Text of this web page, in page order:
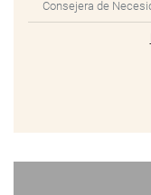
Consejera de